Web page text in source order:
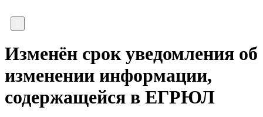
Изменён срок уведомления об
изменении информации,
содержащейся в ЕГРЮЛ